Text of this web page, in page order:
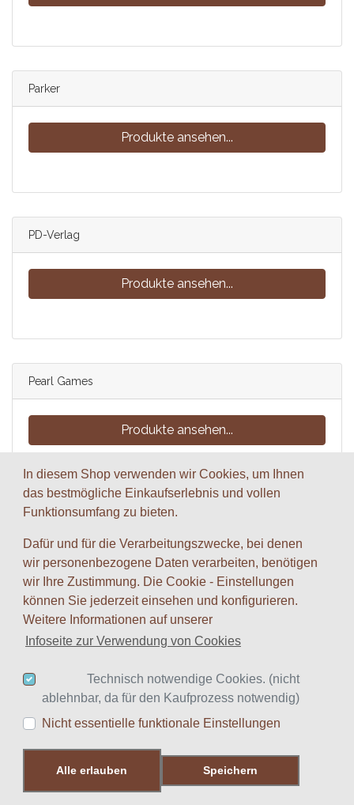
Parker
Produkte ansehen...
PD-Verlag
Produkte ansehen...
Pearl Games
Produkte ansehen...
Pfiffikus Spiele
Produkte ansehen...
In diesem Shop verwenden wir Cookies, um Ihnen
das bestmögliche Einkaufserlebnis und vollen
Funktionsumfang zu bieten.
Dafür und für die Verarbeitungszwecke, bei denen
wir personenbezogene Daten verarbeiten, benötigen
wir Ihre Zustimmung. Die Cookie - Einstellungen
können Sie jederzeit einsehen und konfigurieren.
Weitere Informationen auf unserer
Infoseite zur Verwendung von Cookies
Technisch notwendige Cookies. (nicht
ablehnbar, da für den Kaufprozess notwendig)
Nicht essentielle funktionale Einstellungen
Alle erlauben Speichern